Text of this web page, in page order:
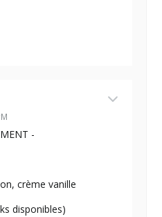
-
crème vanille
disponibles)